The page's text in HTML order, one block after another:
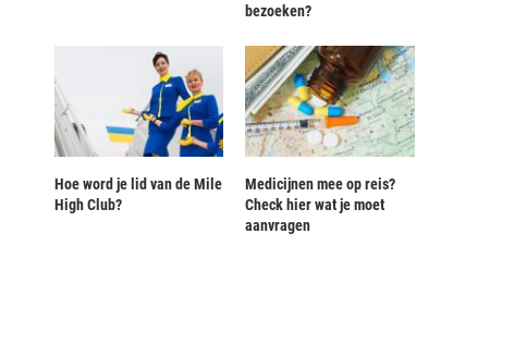
bezoeken?
Hoe word je lid van de Mile
High Club?
Medicijnen mee op reis?
Check hier wat je moet
aanvragen